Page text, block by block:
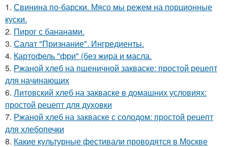
1. Свинина по-барски. Мясо мы режем на порционные
куски.
2. Пирог с бананами.
3. Салат "Признание". Ингредиенты.
4. Картофель "фри" (без жира и масла.
5. Ржаной хлеб на пшеничной закваске: простой рецепт
для начинающих
6. Литовский хлеб на закваске в домашних условиях:
простой рецепт для духовки
7. Ржаной хлеб на закваске с солодом: простой рецепт
для хлебопечки
8. Какие культурные фестивали проводятся в Москве